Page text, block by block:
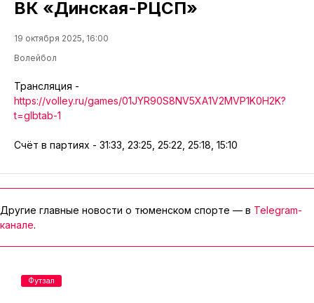
ВК «Динская-РЦСП»
19 октября 2025, 16:00
Волейбол
Трансляция -
https://volley.ru/games/01JYR90S8NV5XA1V2MVP1K0H2K?
t=glbtab-1
Счёт в партиях - 31:33, 23:25, 25:22, 25:18, 15:10
Другие главные новости о тюменском спорте — в Telegram-
канале.
Футзал